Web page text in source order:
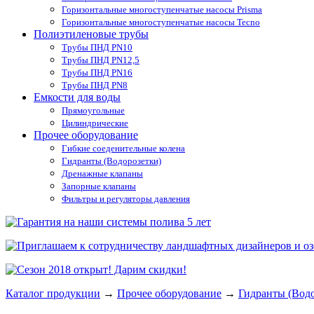
Горизонтальные многоступенчатые насосы Prisma
Горизонтальные многоступенчатые насосы Tecno
Полиэтиленовые трубы
Трубы ПНД PN10
Трубы ПНД PN12,5
Трубы ПНД PN16
Трубы ПНД PN8
Емкости для воды
Прямоугольные
Цилиндрические
Прочее оборудование
Гибкие соеденительные колена
Гидранты (Водорозетки)
Дренажные клапаны
Запорные клапаны
Фильтры и регуляторы давления
Каталог продукции → Прочее оборудование → Гидранты